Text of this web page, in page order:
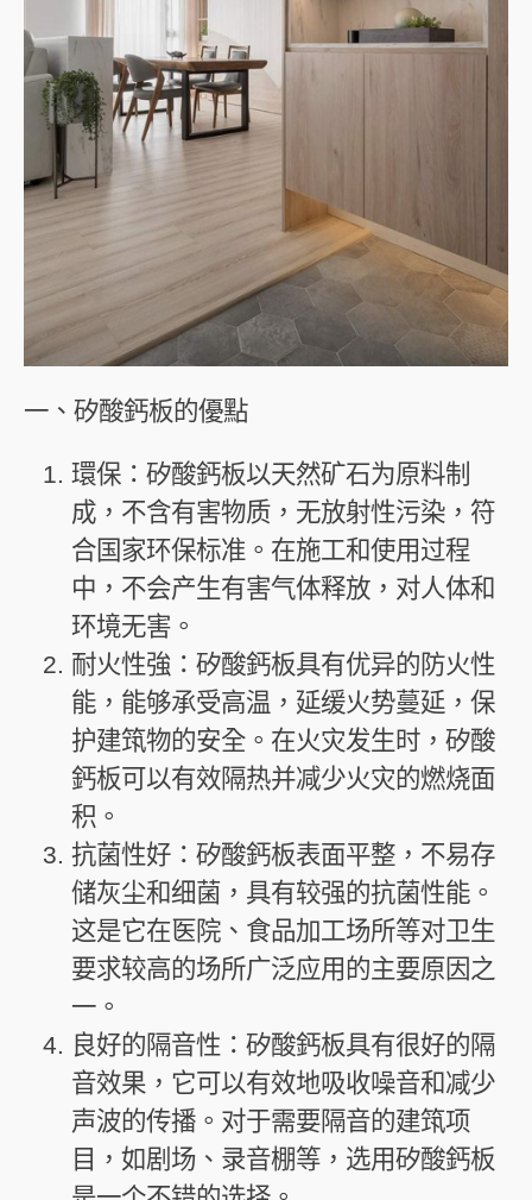
一、矽酸鈣板的優點
環保：矽酸鈣板以天然矿石为原料制
成，不含有害物质，无放射性污染，符
合国家环保标准。在施工和使用过程
中，不会产生有害气体释放，对人体和
环境无害。
耐火性強：矽酸鈣板具有优异的防火性
能，能够承受高温，延缓火势蔓延，保
护建筑物的安全。在火灾发生时，矽酸
鈣板可以有效隔热并减少火灾的燃烧面
积。
抗菌性好：矽酸鈣板表面平整，不易存
储灰尘和细菌，具有较强的抗菌性能。
这是它在医院、食品加工场所等对卫生
要求较高的场所广泛应用的主要原因之
一。
良好的隔音性：矽酸鈣板具有很好的隔
音效果，它可以有效地吸收噪音和减少
声波的传播。对于需要隔音的建筑项
目，如剧场、录音棚等，选用矽酸鈣板